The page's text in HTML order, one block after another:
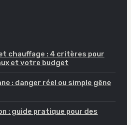
chauffage : 4 critères pour
et votre budget
: danger réel ou simple gêne
: guide pratique pour des